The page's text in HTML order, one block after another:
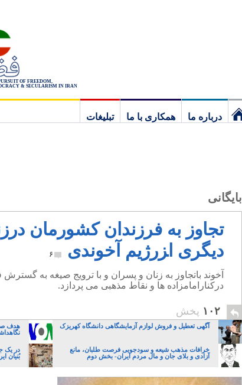
OF FREEDOM,
& SECULARISM IN IRAN
درباره ما همکاری با ما
تبلیغات
بایگانی
تجاوز به فرزندان کشورمان
دیگری ا‍زرژیم آخوندی
۶
آخوند باتجاوز به زنان و پسران و با ترویج صیغه به
درکنارامامزاده ها و نقاط مذهبی می پردازد.
۱۰۲ پخش
آگهی تعطیل و فروش لوازم آزمایشگاهی دانشگاه کهریزک
هدف
خرافات مذهب شیعه و سودجویی فرصت طلبان، مانع
آزادی و بلای جان و مال مردم ایران- بخش دوم
در یک
بُنیان